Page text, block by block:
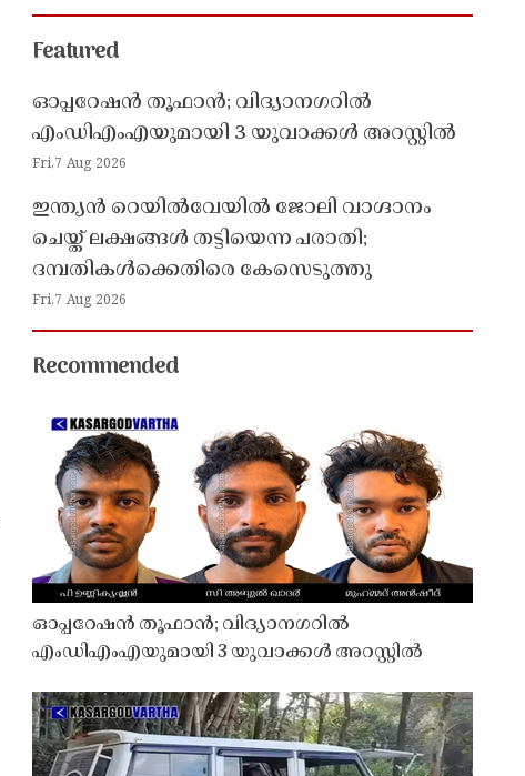
Featured
ഓപ്പറേഷൻ തൂഫാൻ; വിദ്യാനഗറിൽ
എംഡിഎംഎയുമായി 3 യുവാക്കൾ അറസ്റ്റിൽ
Fri,7 Aug 2026
ഇന്ത്യൻ റെയിൽവേയിൽ ജോലി വാഗ്ദാനം
ചെയ്ത് ലക്ഷങ്ങൾ തട്ടിയെന്ന പരാതി;
ദമ്പതികൾക്കെതിരെ കേസെടുത്തു
Fri,7 Aug 2026
Recommended
ഓപ്പറേഷൻ തൂഫാൻ; വിദ്യാനഗറിൽ
എംഡിഎംഎയുമായി 3 യുവാക്കൾ അറസ്റ്റിൽ